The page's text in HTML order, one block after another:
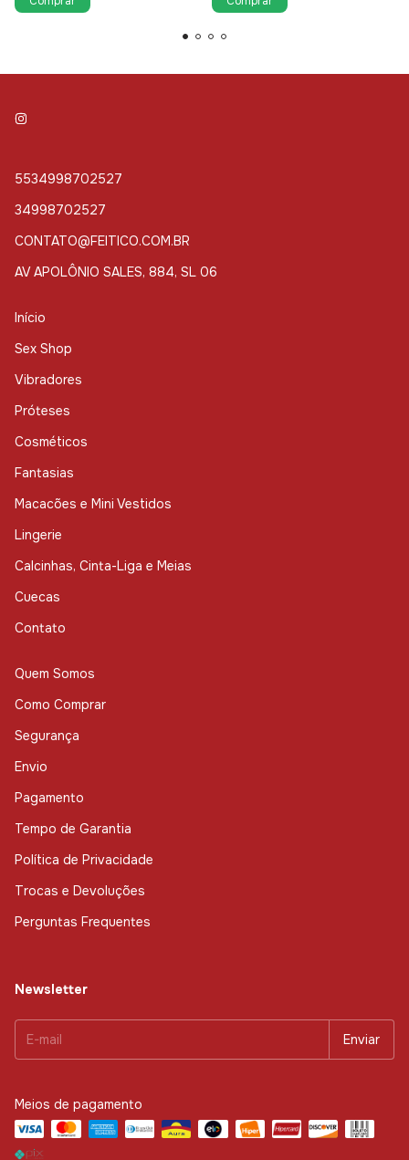
5534998702527
34998702527
CONTATO@FEITICO.COM.BR
AV APOLÔNIO SALES, 884, SL 06
Início
Sex Shop
Vibradores
Próteses
Cosméticos
Fantasias
Macacões e Mini Vestidos
Lingerie
Calcinhas, Cinta-Liga e Meias
Cuecas
Contato
Quem Somos
Como Comprar
Segurança
Envio
Pagamento
Tempo de Garantia
Política de Privacidade
Trocas e Devoluções
Perguntas Frequentes
Newsletter
Meios de pagamento